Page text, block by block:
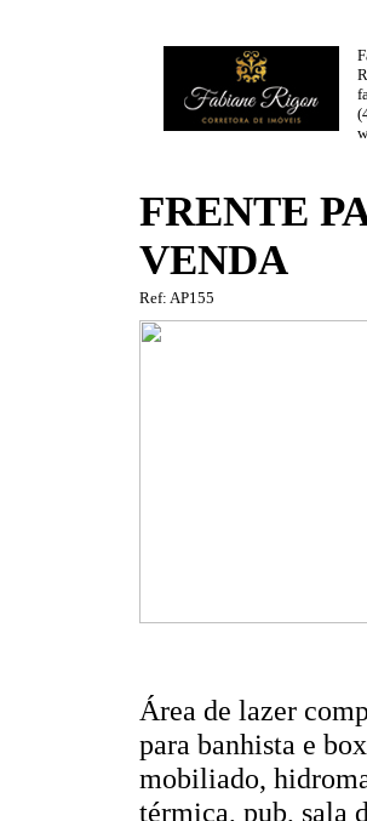
FRENTE
VENDA
Ref: AP155
Área de lazer
para banhista e
mobiliado,
térmica, pub, sala